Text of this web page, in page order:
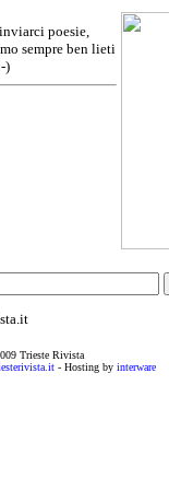
poesie,
sempre ben lieti
)
Trieste Rivista
- Hosting by interware